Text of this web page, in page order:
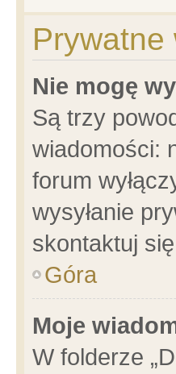
Prywatne
Nie mogę
Są trzy
wiadomości:
forum
wysyłanie
skontaktuj
Góra
Moje
W folderze